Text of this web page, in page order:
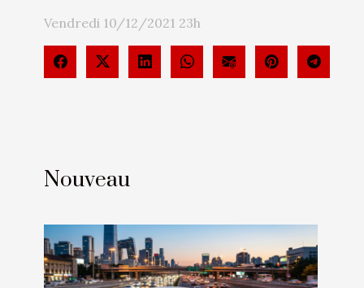
Vendredi 10/12/2021 23h
Nouveau